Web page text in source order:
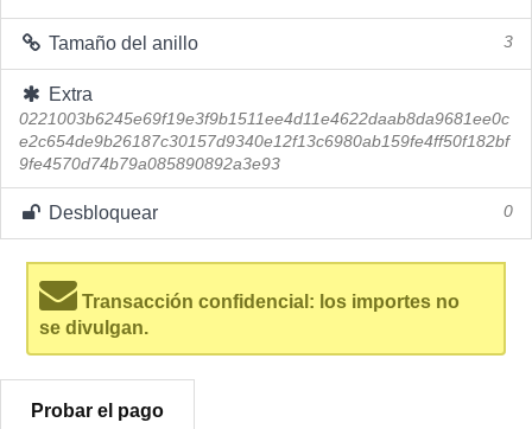
Tamaño del anillo 3
Extra
0221003b6245e69f19e3f9b1511ee4d11e4622daab8da9681ee0c
e2c654de9b26187c30157d9340e12f13c6980ab159fe4ff50f182bf
9fe4570d74b79a085890892a3e93
Desbloquear 0
Transacción confidencial: los importes no
se divulgan.
Probar el pago